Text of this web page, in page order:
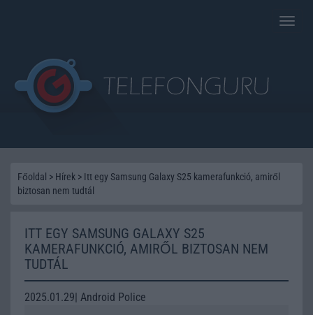
Toggle
Főoldal > Hírek > Itt egy Samsung Galaxy S25 kamerafunkció, amiről
biztosan nem tudtál
ITT EGY SAMSUNG GALAXY S25
KAMERAFUNKCIÓ, AMIRŐL BIZTOSAN NEM
TUDTÁL
2025.01.29| Android Police